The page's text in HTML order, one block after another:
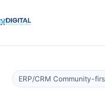
ERP/CRM Community-